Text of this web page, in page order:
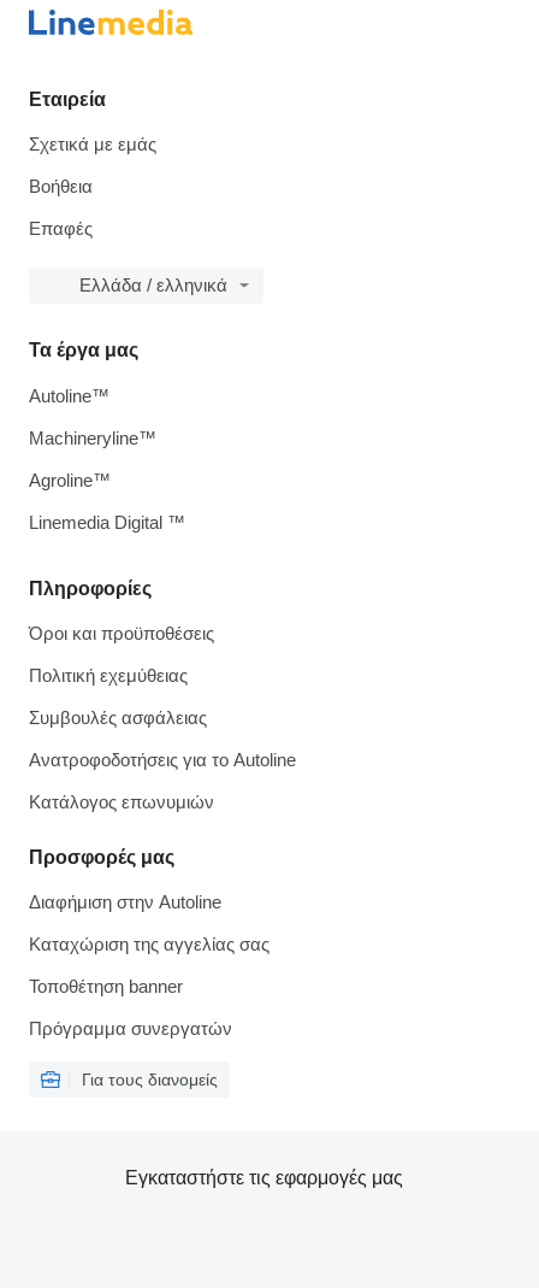
Εταιρεία
Σχετικά με εμάς
Βοήθεια
Επαφές
Ελλάδα / ελληνικά
Πληροφορίες
Όροι και προϋποθέσεις
Πολιτική εχεμύθειας
Συμβουλές ασφάλειας
Ανατροφοδοτήσεις για το Autoline
Κατάλογος επωνυμιών
Προσφορές μας
Διαφήμιση στην Autoline
Καταχώριση της αγγελίας σας
Τοποθέτηση banner
Πρόγραμμα συνεργατών
Για τους διανομείς
Τα έργα μας
Autoline™
Machineryline™
Agroline™
Linemedia Digital ™
Εγκαταστήστε τις εφαρμογές μας